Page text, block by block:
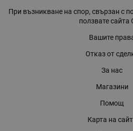
При възникване на спор, свързан с
ползвате сайта
Вашите
Отказ от
За нас
Магазини
Помощ
Карта на